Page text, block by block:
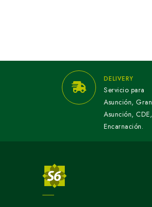
DELIVERY
Servicio para
Asunción, Gran
Asunción, CDE,
Encarnación.